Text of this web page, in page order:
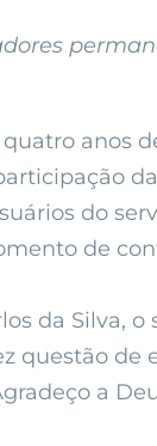
anos
do
de
da Silva, o
questão de
a